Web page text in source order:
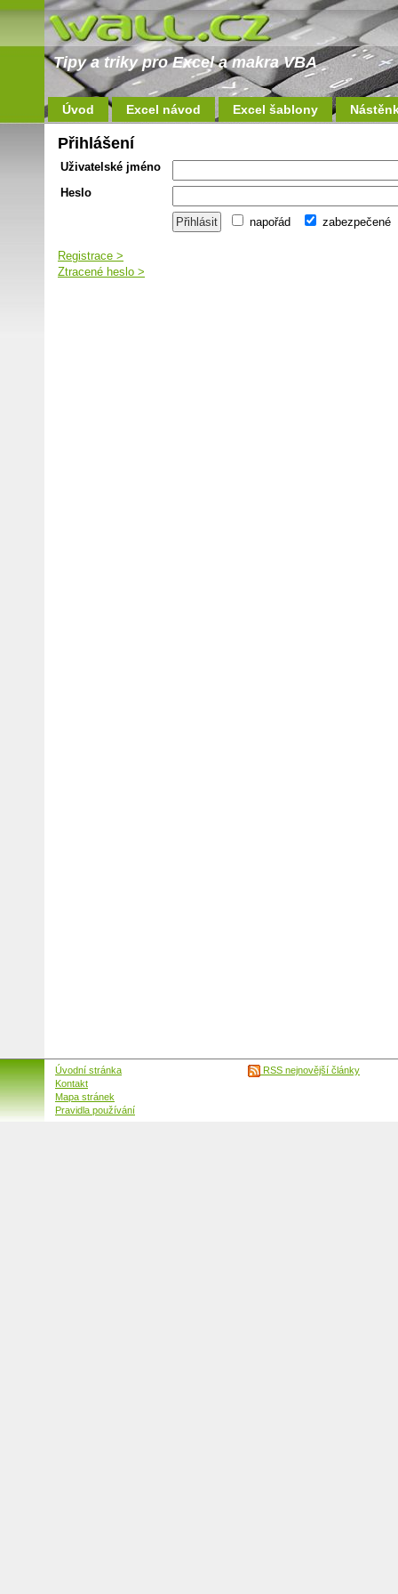
Tipy a triky pro Excel a makra VBA
Úvod Excel návod Excel šablony
Přihlášení
Uživatelské jméno
Heslo
napořád zabezpečené
Registrace >
Ztracené heslo >
Úvodní stránka
Kontakt
Mapa stránek
Pravidla používání
RSS nejnovější články